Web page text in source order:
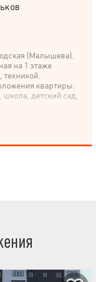
(Малышева).
на 1 этаже
квартиры:
детский сад,